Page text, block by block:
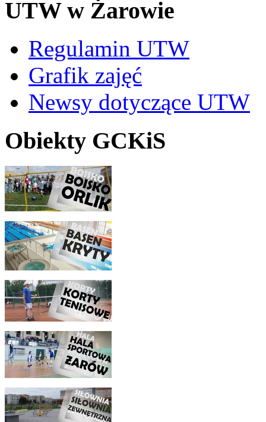
UTW w Żarowie
Regulamin UTW
Grafik zajęć
Newsy dotyczące UTW
Obiekty GCKiS